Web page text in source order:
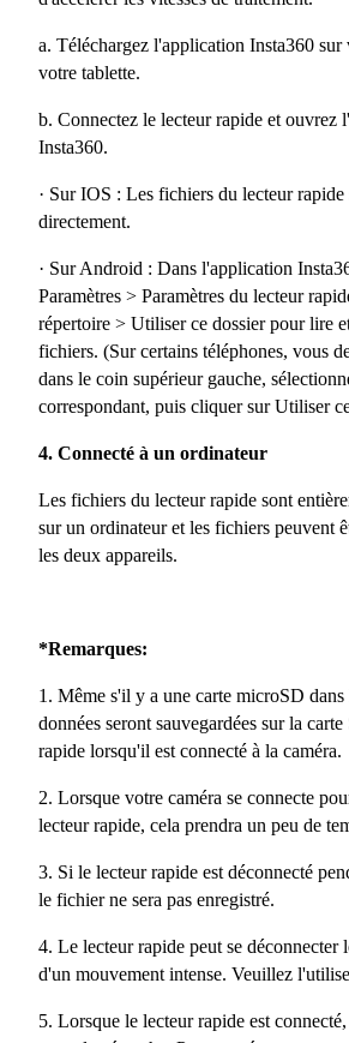
a. Téléchargez l'application Insta360 sur
votre tablette.
b. Connectez le lecteur rapide et ouvrez
Insta360.
· Sur IOS : Les fichiers du lecteur rapide
directement.
· Sur Android : Dans l'application
Paramètres > Paramètres du lecteur
répertoire > Utiliser ce dossier pour lire
fichiers. (Sur certains téléphones, vous
dans le coin supérieur gauche,
correspondant, puis cliquer sur Utiliser
4. Connecté à un ordinateur
Les fichiers du lecteur rapide sont
sur un ordinateur et les fichiers peuvent
les deux appareils.
*Remarques:
1. Même s'il y a une carte microSD dans
données seront sauvegardées sur la
rapide lorsqu'il est connecté à la caméra.
2. Lorsque votre caméra se connecte
lecteur rapide, cela prendra un peu de
3. Si le lecteur rapide est déconnecté
le fichier ne sera pas enregistré.
4. Le lecteur rapide peut se déconnecter
d'un mouvement intense. Veuillez
5. Lorsque le lecteur rapide est